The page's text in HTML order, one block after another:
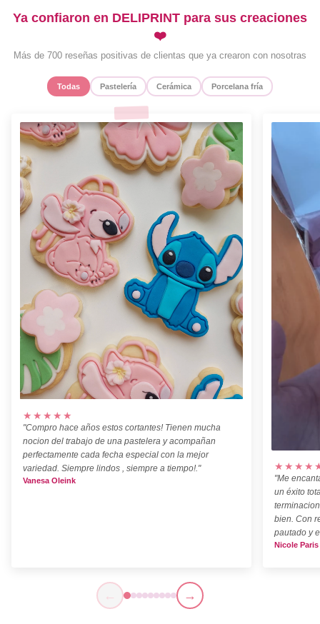
Ya confiaron en DELIPRINT para sus creaciones
❤️
Más de 700 reseñas positivas de clientas que ya crearon con nosotras
Todas Pastelería Cerámica Porcelana fría
★★★★★
"Compro hace años estos cortantes! Tienen mucha
nocion del trabajo de una pastelera y acompañan
perfectamente cada fecha especial con la mejor
variedad. Siempre lindos , siempre a tiempo!."
Vanesa Oleink
"Me
un éxito
bien. Con
pautado y
Nicole Paris
← →